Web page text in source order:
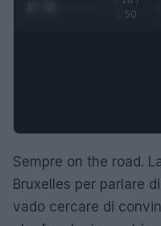
1:50
Sempre on the road.
Bruxelles per parlare di
vado cercare di